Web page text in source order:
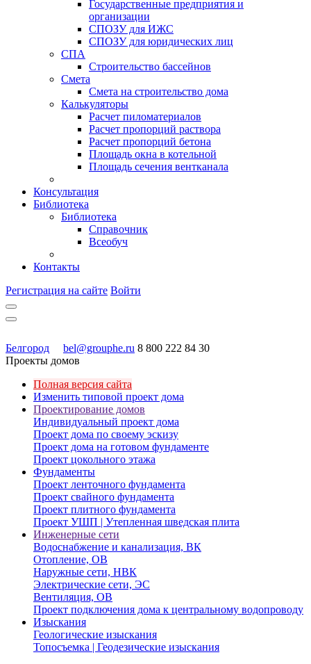
Государственные предприятия и
организации
СПОЗУ для ИЖС
СПОЗУ для юридических лиц
СПА
Строительство бассейнов
Смета
Смета на строительство дома
Калькуляторы
Расчет пиломатериалов
Расчет пропорций раствора
Расчет пропорций бетона
Площадь окна в котельной
Площадь сечения вентканала
Консультация
Библиотека
Библиотека
Справочник
Всеобуч
Контакты
Регистрация на сайте Войти
Белгород bel@grouphe.ru 8 800 222 84 30
Проекты домов
Полная версия сайта
Изменить типовой проект дома
Проектирование домов
Индивидуальный проект дома
Проект дома по своему эскизу
Проект дома на готовом фундаменте
Проект цокольного этажа
Фундаменты
Проект ленточного фундамента
Проект свайного фундамента
Проект плитного фундамента
Проект УШП | Утепленная шведская плита
Инженерные сети
Водоснабжение и канализация, ВК
Отопление, ОВ
Наружные сети, НВК
Электрические сети, ЭС
Вентиляция, ОВ
Проект подключения дома к центральному водопроводу
Изыскания
Геологические изыскания
Топосъемка | Геодезические изыскания